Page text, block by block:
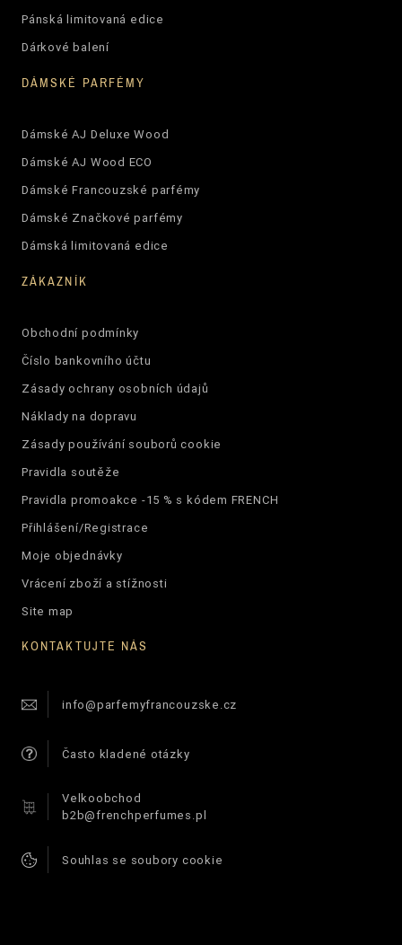
Pánská limitovaná edice
Dárkové balení
DÁMSKÉ PARFÉMY
Dámské AJ Deluxe Wood
Dámské AJ Wood ECO
Dámské Francouzské parfémy
Dámské Značkové parfémy
Dámská limitovaná edice
ZÁKAZNÍK
Obchodní podmínky
Číslo bankovního účtu
Zásady ochrany osobních údajů
Náklady na dopravu
Zásady používání souborů cookie
Pravidla soutěže
Pravidla promoakce -15 % s kódem FRENCH
Přihlášení/Registrace
Moje objednávky
Vrácení zboží a stížnosti
Site map
KONTAKTUJTE NÁS
info@parfemyfrancouzske.cz
Často kladené otázky
Velkoobchod
b2b@frenchperfumes.pl
Souhlas se soubory cookie